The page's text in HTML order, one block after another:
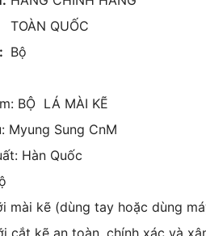
TOÀN QUỐC
Bộ
BỘ LÁ MÀI KẼ
Myung Sung CnM
Hàn Quốc
mài kẽ (dùng tay hoặc dùng